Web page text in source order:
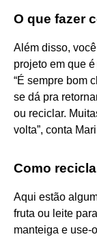
O que fazer
Além disso,
projeto em que
“É sempre bom
se dá pra
ou reciclar.
volta”, conta
Como
Aqui estão
fruta ou leite
manteiga e use-